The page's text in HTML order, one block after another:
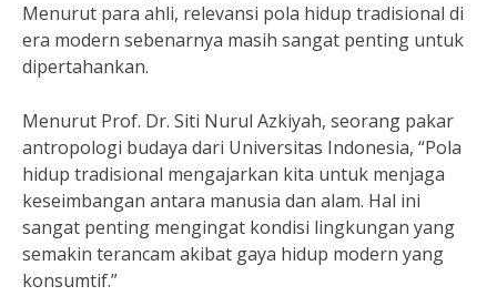
Menurut para ahli, relevansi pola hidup tradisional di
era modern sebenarnya masih sangat penting untuk
dipertahankan.
Menurut Prof. Dr. Siti Nurul Azkiyah, seorang pakar
antropologi budaya dari Universitas Indonesia, “Pola
hidup tradisional mengajarkan kita untuk menjaga
keseimbangan antara manusia dan alam. Hal ini
sangat penting mengingat kondisi lingkungan yang
semakin terancam akibat gaya hidup modern yang
konsumtif.”